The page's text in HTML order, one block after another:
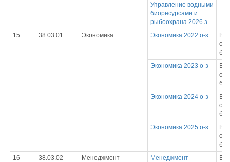
Управление водными
биоресурсами и
рыбоохрана 2026 з
15 38.03.01 Экономика Экономика 2022 о-з
Экономика 2023 о-з
Экономика 2024 о-з
Экономика 2025 о-з
16
38.03.02 Менеджмент
Менеджмент